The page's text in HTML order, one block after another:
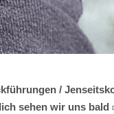
/
sehen wir uns bald